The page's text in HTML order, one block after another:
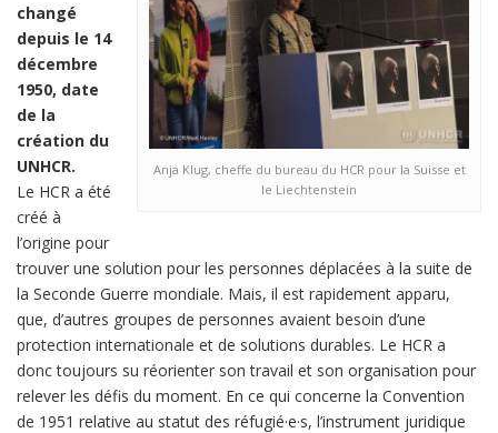
Anja Klug, cheffe du bureau du HCR pour la Suisse et
le Liechtenstein
changé
depuis le 14
décembre
1950, date
de la
création du
UNHCR.
Le HCR a été
créé à
l’origine pour
trouver une solution pour les personnes déplacées à la suite de
la Seconde Guerre mondiale. Mais, il est rapidement apparu,
que, d’autres groupes de personnes avaient besoin d’une
protection internationale et de solutions durables. Le HCR a
donc toujours su réorienter son travail et son organisation pour
relever les défis du moment. En ce qui concerne la Convention
de 1951 relative au statut des réfugié·e·s, l’instrument juridique